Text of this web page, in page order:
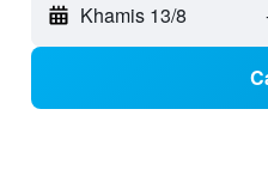
Khamis 13/8